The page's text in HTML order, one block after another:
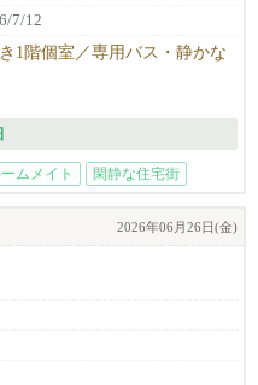
7/12
1階個室／専用バス・静かな
ムメイト 閑静な住宅街
2026年06月26日(金)